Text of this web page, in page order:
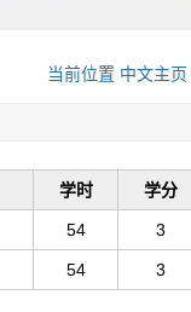
当前位置 中文主页
学时 学分
54 3
54 3